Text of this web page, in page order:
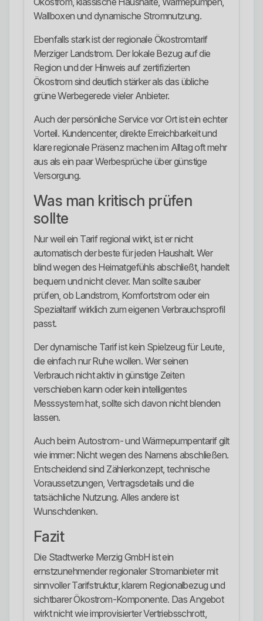
Wallboxen und dynamische Stromnutzung.
Ebenfalls stark ist der regionale Ökostromtarif
Merziger Landstrom. Der lokale Bezug auf die
Region und der Hinweis auf zertifizierten
Ökostrom sind deutlich stärker als das übliche
grüne Werbegerede vieler Anbieter.
Auch der persönliche Service vor Ort ist ein echter
Vorteil. Kundencenter, direkte Erreichbarkeit und
klare regionale Präsenz machen im Alltag oft mehr
aus als ein paar Werbesprüche über günstige
Versorgung.
Was man kritisch prüfen
sollte
Nur weil ein Tarif regional wirkt, ist er nicht
automatisch der beste für jeden Haushalt. Wer
blind wegen des Heimatgefühls abschließt, handelt
bequem und nicht clever. Man sollte sauber
prüfen, ob Landstrom, Komfortstrom oder ein
Spezialtarif wirklich zum eigenen Verbrauchsprofil
passt.
Der dynamische Tarif ist kein Spielzeug für Leute,
die einfach nur Ruhe wollen. Wer seinen
Verbrauch nicht aktiv in günstige Zeiten
verschieben kann oder kein intelligentes
Messsystem hat, sollte sich davon nicht blenden
lassen.
Auch beim Autostrom- und Wärmepumpentarif gilt
wie immer: Nicht wegen des Namens abschließen.
Entscheidend sind Zählerkonzept, technische
Voraussetzungen, Vertragsdetails und die
tatsächliche Nutzung. Alles andere ist
Wunschdenken.
Fazit
Die Stadtwerke Merzig GmbH ist ein
ernstzunehmender regionaler Stromanbieter mit
sinnvoller Tarifstruktur, klarem Regionalbezug und
sichtbarer Ökostrom-Komponente. Das Angebot
wirkt nicht wie improvisierter Vertriebsschrott,